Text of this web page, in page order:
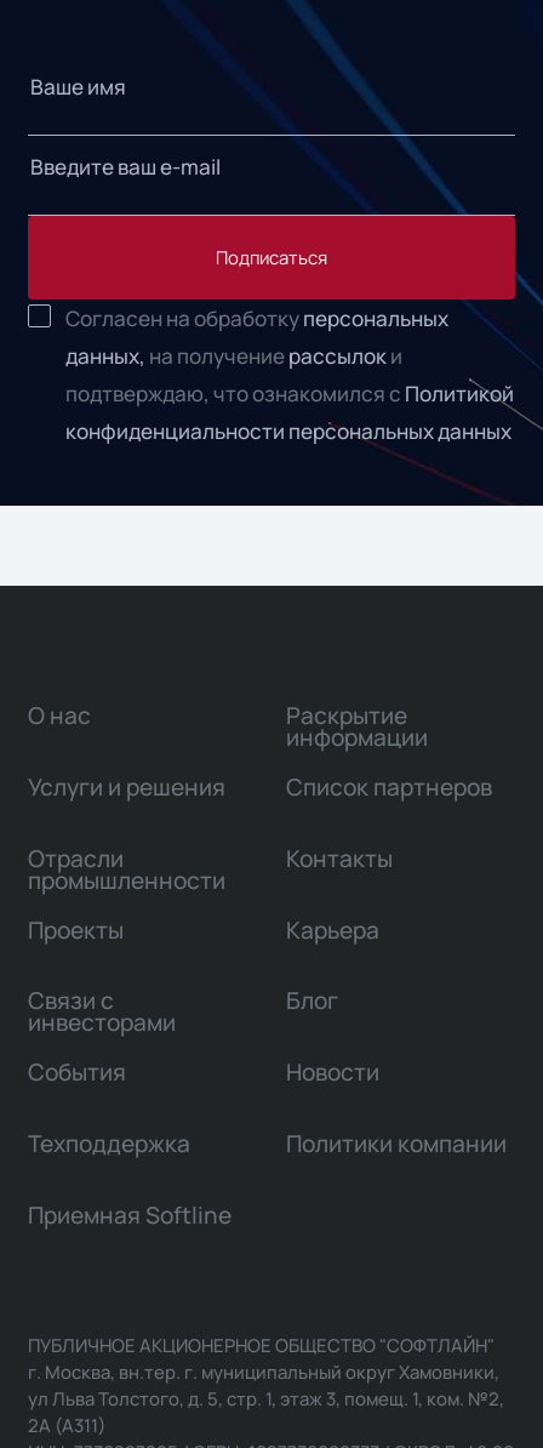
Подписаться
Согласен на обработкуперсональных
данных, на получениерассылоки
подтверждаю, что ознакомился с Политикой
конфиденциальности персональных данных
О нас
Услуги и решения
Отрасли
промышленности
Проекты
Связи с
инвесторами
Раскрытие
информации
Список партнеров
Контакты
Карьера
Блог
События Новости
Техподдержка Политики компании
Приемная Softline
ПУБЛИЧНОЕ АКЦИОНЕРНОЕ ОБЩЕСТВО "СОФТЛАЙН"
г. Москва, вн.тер. г. муниципальный округ Хамовники,
ул Льва Толстого, д. 5, стр. 1, этаж 3, помещ. 1, ком. №2,
2А (А311)